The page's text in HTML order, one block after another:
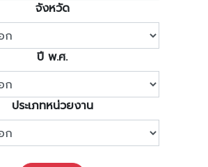
จังหวัด
ปี พ.ศ.
ประเภทหน่วยงาน